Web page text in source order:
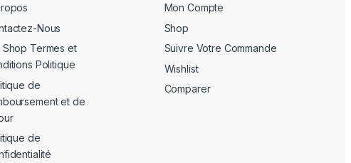
Nous
Shop Termes et
Politique
de
et de
de
Mon Compte
Shop
Suivre Votre Commande
Wishlist
Comparer